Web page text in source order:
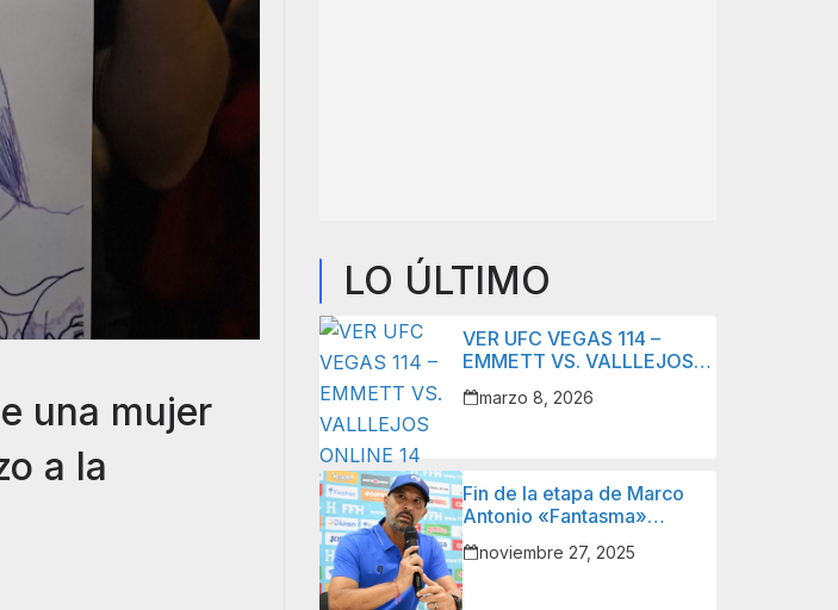
una mujer
a la
LO ÚLTIMO
VER UFC VEGAS 114 –
EMMETT VS. VALLLEJOS
ONLINE 14 MARZO 2026 –
LIVE STREAM
marzo 8, 2026
Fin de la etapa de Marco
Antonio «Fantasma»
Figueroa con la Selección
Nacional de Fútbol de
noviembre 27, 2025